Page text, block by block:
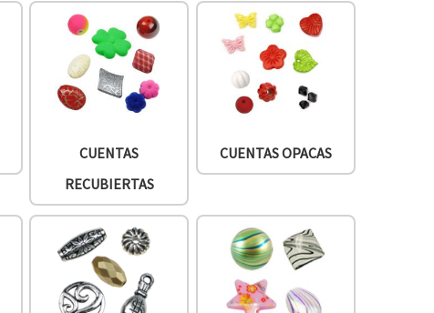
CUENTAS
RECUBIERTAS
CUENTAS OPACAS